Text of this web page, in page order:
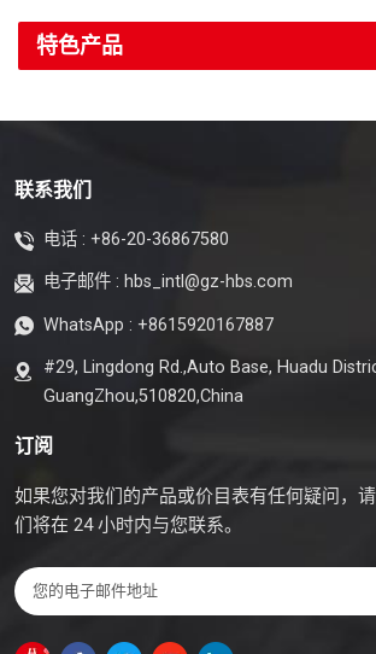
特色产品
联系我们
电话 : +86-20-36867580
电子邮件 : hbs_intl@gz-hbs.com
WhatsApp : +8615920167887
#29, Lingdong Rd.,Auto Base, Huadu
GuangZhou,510820,China
订阅
如果您对我们的产品或价目表有任何疑问，
们将在 24 小时内与您联系。